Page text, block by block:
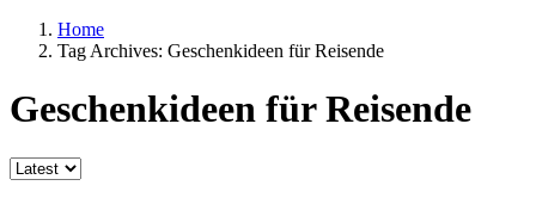
Home
Tag Archives: Geschenkideen für Reisende
Geschenkideen für Reisende